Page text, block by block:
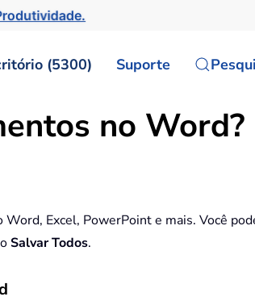
(5300) Suporte
no Word?
Excel, PowerPoint e mais. Você
Salvar Todos.